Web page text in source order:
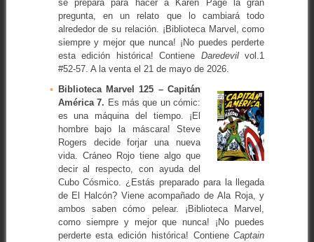
se prepara para hacer a Karen Page la gran
pregunta, en un relato que lo cambiará todo
alrededor de su relación. ¡Biblioteca Marvel, como
siempre y mejor que nunca! ¡No puedes perderte
esta edición histórica! Contiene Daredevilvol.1
#52-57. A la venta el 21 de mayo de 2026.
Biblioteca Marvel 125 – Capitán
América 7. Es más que un cómic:
es una máquina del tiempo. ¡El
hombre bajo la máscara! Steve
Rogers decide forjar una nueva
vida. Cráneo Rojo tiene algo que
decir al respecto, con ayuda del
Cubo Cósmico. ¿Estás preparado para la llegada
de El Halcón? Viene acompañado de Ala Roja, y
ambos saben cómo pelear. ¡Biblioteca Marvel,
como siempre y mejor que nunca! ¡No puedes
perderte esta edición histórica! ContieneCaptain